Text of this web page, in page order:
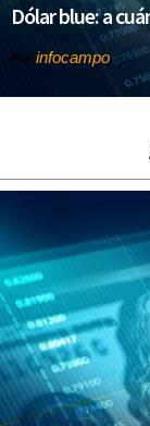
Dólar blue: a
Por infocampo